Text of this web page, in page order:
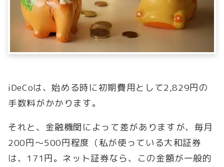
iDeCoは、始める時に初期費用として2,829円の
手数料がかかります。
それと、金融機関によって差がありますが、毎月
200円～500円程度（私が使っている大和証券
は、171円。ネット証券なら、この金額が一般的